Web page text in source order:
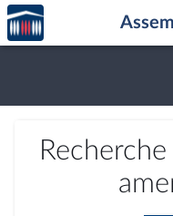
Aller au contenu
Aller en bas de la page
Accèder
à la
page